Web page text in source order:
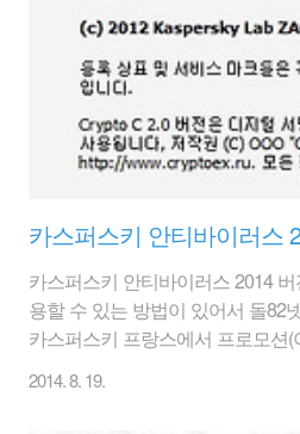
살아야 하지 않나 싶은 생각도 있
저작권이라는 인식을 많이 가져야
찬가지이고... 기업의 경우 회사
이러이러한 상용 폰트가 사용..
카스퍼스키 안티바이러스 2014
용할 수 있는 방법이 있어서 돌82
카스퍼스키 프랑스에서 프로모션
스 키를 발급해 준다. 보통 카스퍼
2014. 8. 19.